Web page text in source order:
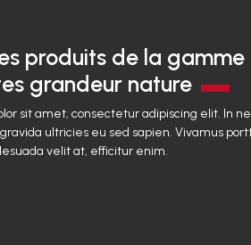
produits de la gamme
grandeur nature
sit amet, consectetur adipiscing elit. In
ultricies eu sed sapien. Vivamus
velit at, efficitur enim.